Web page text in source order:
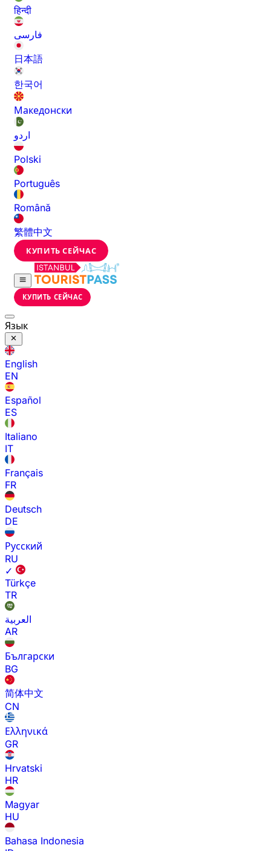
हिन्दी
فارسی
日本語
한국어
Македонски
اردو
Polski
Português
Română
繁體中文
КУПИТЬ СЕЙЧАС
КУПИТЬ СЕЙЧАС
Язык
English
EN
Español
ES
Italiano
IT
Français
FR
Deutsch
DE
Русский
RU
✓
Türkçe
TR
العربية
AR
Български
BG
简体中文
CN
Ελληνικά
GR
Hrvatski
HR
Magyar
HU
Bahasa Indonesia